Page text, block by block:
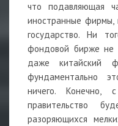
что подавляющая
иностранные фирмы,
государство. Ни
фондовой бирже не
даже китайский
фундаментально
ничего. Конечно,
правительство
разоряющихся